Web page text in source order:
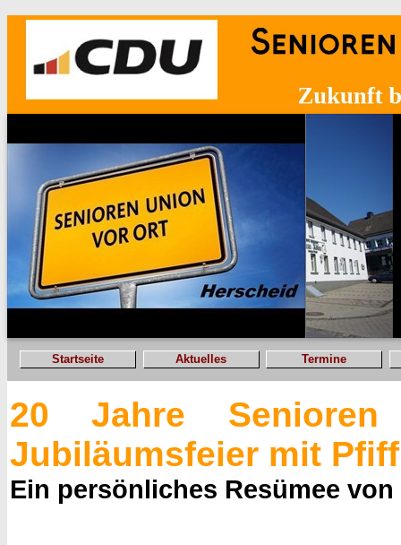
Startseite Aktuelles Termine
20 Jahre
Jubiläumsfeier mit Pfiff
Ein persönliches Resümee